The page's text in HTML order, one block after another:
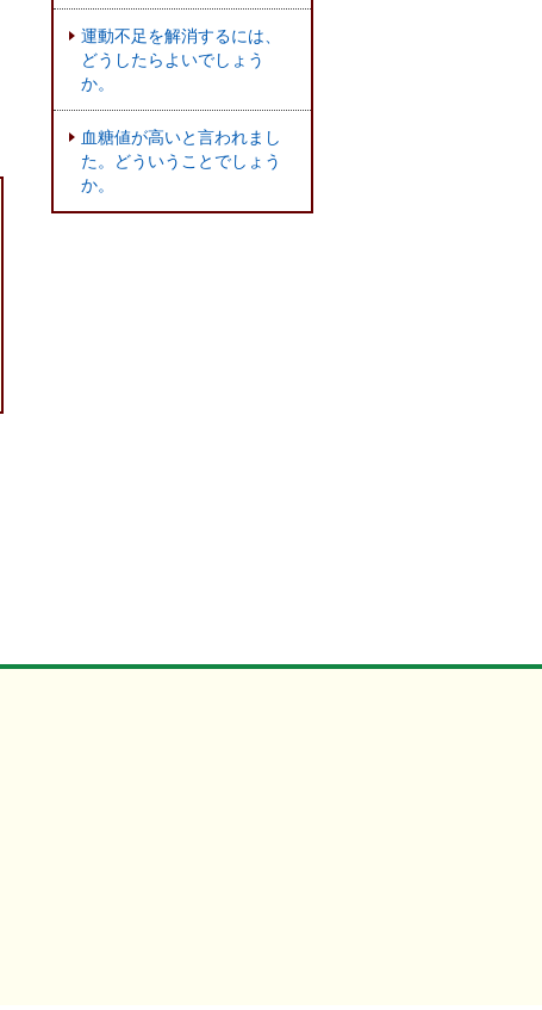
運動不足を解消するには、
どうしたらよいでしょう
か。
血糖値が高いと言われまし
た。どういうことでしょう
か。